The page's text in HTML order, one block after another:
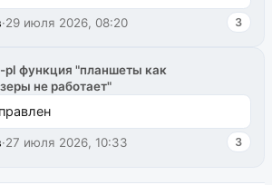
pro/MiniShop3/issues/481Исправим
·29 июля 2026, 08:20 3
функция "планшеты как
не работает"
·27 июля 2026, 10:33 3